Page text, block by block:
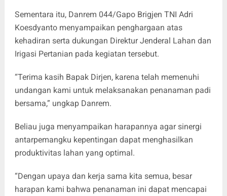
Sementara itu, Danrem 044/Gapo Brigjen TNI Adri
Koesdyanto menyampaikan penghargaan atas
kehadiran serta dukungan Direktur Jenderal Lahan dan
Irigasi Pertanian pada kegiatan tersebut.
“Terima kasih Bapak Dirjen, karena telah memenuhi
undangan kami untuk melaksanakan penanaman padi
bersama,” ungkap Danrem.
Beliau juga menyampaikan harapannya agar sinergi
antarpemangku kepentingan dapat menghasilkan
produktivitas lahan yang optimal.
“Dengan upaya dan kerja sama kita semua, besar
harapan kami bahwa penanaman ini dapat mencapai